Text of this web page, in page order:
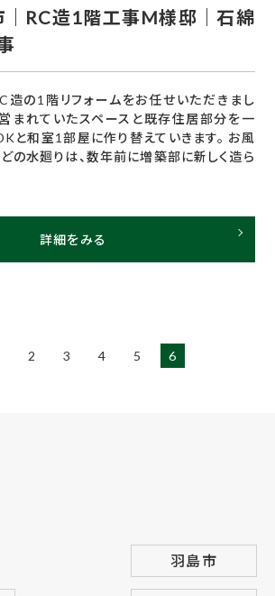
｜RC造1階工事M様邸｜石綿
の1階リフォームをお任せいただきまし
まれていたスペースと既存住居部分を一
と和室1部屋に作り替えていきます。 お風
の水廻りは、数年前に増築部に新しく造ら
詳細をみる
2 3 4 5 6
羽島市